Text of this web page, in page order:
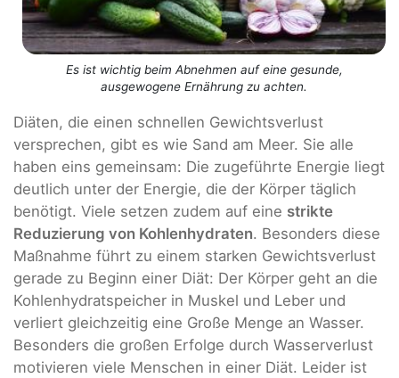
Es ist wichtig beim Abnehmen auf eine gesunde,
ausgewogene Ernährung zu achten.
Diäten, die einen schnellen Gewichtsverlust
versprechen, gibt es wie Sand am Meer. Sie alle
haben eins gemeinsam: Die zugeführte Energie liegt
deutlich unter der Energie, die der Körper täglich
benötigt. Viele setzen zudem auf eine strikte
Reduzierung von Kohlenhydraten. Besonders diese
Maßnahme führt zu einem starken Gewichtsverlust
gerade zu Beginn einer Diät: Der Körper geht an die
Kohlenhydratspeicher in Muskel und Leber und
verliert gleichzeitig eine Große Menge an Wasser.
Besonders die großen Erfolge durch Wasserverlust
motivieren viele Menschen in einer Diät. Leider ist